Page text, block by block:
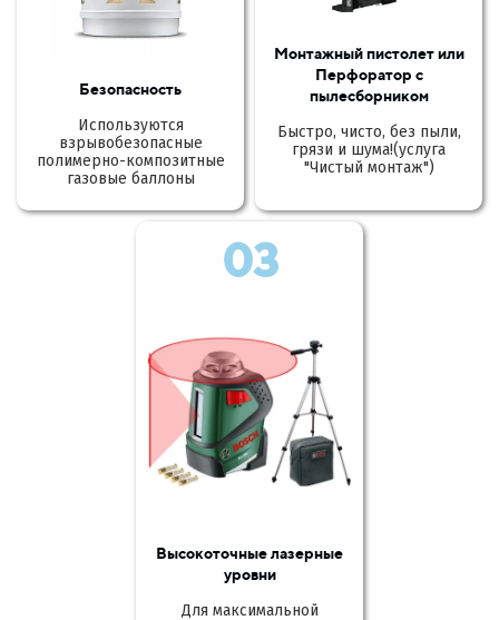
Безопасность
Используются
взрывобезопасные
полимерно-композитные
газовые баллоны
Монтажный пистолет или
Перфоратор с
пылесборником
Быстро, чисто, без пыли,
грязи и шума!(услуга
"Чистый монтаж")
03
Высокоточные лазерные
уровни
Для максимальной